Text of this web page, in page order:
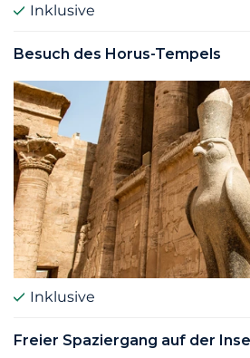
Inklusive
Besuch des Horus-Tempels
Inklusive
Freier Spaziergang auf der